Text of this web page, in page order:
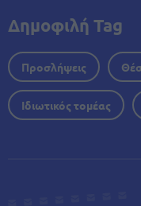
Δημοφιλή Tag
Προσλήψεις
Ιδιωτικός τομέας